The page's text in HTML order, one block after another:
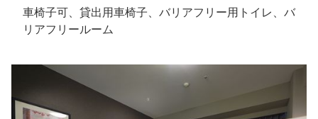
車椅子可、貸出用車椅子、バリアフリー用トイレ、バ
リアフリールーム